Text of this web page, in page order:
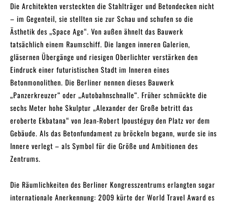
Die Architekten versteckten die Stahlträger und Betondecken nicht
– im Gegenteil, sie stellten sie zur Schau und schufen so die
Ästhetik des „Space Age“. Von außen ähnelt das Bauwerk
tatsächlich einem Raumschiff. Die langen inneren Galerien,
gläsernen Übergänge und riesigen Oberlichter verstärken den
Eindruck einer futuristischen Stadt im Inneren eines
Betonmonolithen. Die Berliner nennen dieses Bauwerk
„Panzerkreuzer“ oder „Autobahnschnalle“. Früher schmückte die
sechs Meter hohe Skulptur „Alexander der Große betritt das
eroberte Ekbatana“ von Jean-Robert Ipoustéguy den Platz vor dem
Gebäude. Als das Betonfundament zu bröckeln begann, wurde sie ins
Innere verlegt – als Symbol für die Größe und Ambitionen des
Zentrums.
Die Räumlichkeiten des Berliner Kongresszentrums erlangten sogar
internationale Anerkennung: 2009 kürte der World Travel Award es